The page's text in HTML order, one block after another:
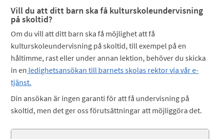
Vill du att ditt barn ska få kulturskoleundervisning
på skoltid?
Om du vill att ditt barn ska få möjlighet att få
kulturskoleundervisning på skoltid, till exempel på en
håltimme, rast eller under annan lektion, behöver du skicka
in en ledighetsansökan till barnets skolas rektor via vår e-
tjänst.
Din ansökan är ingen garanti för att få undervisning på
skoltid, men det ger oss förutsättningar att möjliggöra det.